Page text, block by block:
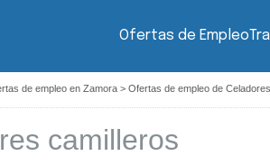
Ofertas de Empleo
de empleo en Zamora > Ofertas de empleo de